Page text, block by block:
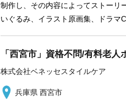
制作し、その内容によってストーリ
いぐるみ、イラスト原画集、ドラマ
「西宮市」資格不問/有料老
株式会社ベネッセスタイルケア
兵庫県 西宮市